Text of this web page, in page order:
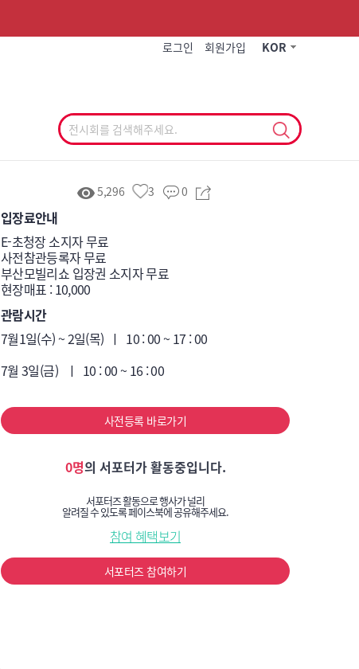
로그인 회원가입 KOR
5,296 3 0
입장료안내
​E-초청장 소지자 무료
​사전참관등록자 무료
부산모빌리쇼 입장권 소지자 무료
현장매표 : 10,000
관람시간
7월1일(수) ~ 2일(목)  ㅣ  10 : 00 ~ 17 : 00
7월 3일(금)   ㅣ  10 : 00 ~ 16 : 00
사전등록 바로가기
0명의 서포터가 활동중입니다.
서포터즈 활동으로 행사가 널리
알려질 수 있도록 페이스북에 공유해주세요.
참여 혜택보기
서포터즈 참여하기